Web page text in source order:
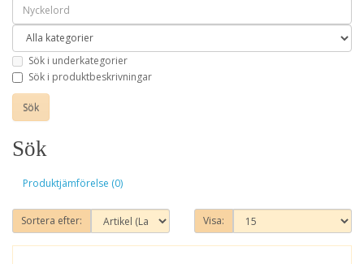
Sök i underkategorier
Sök i produktbeskrivningar
Sök
Produktjämförelse (0)
Sortera efter: Visa: